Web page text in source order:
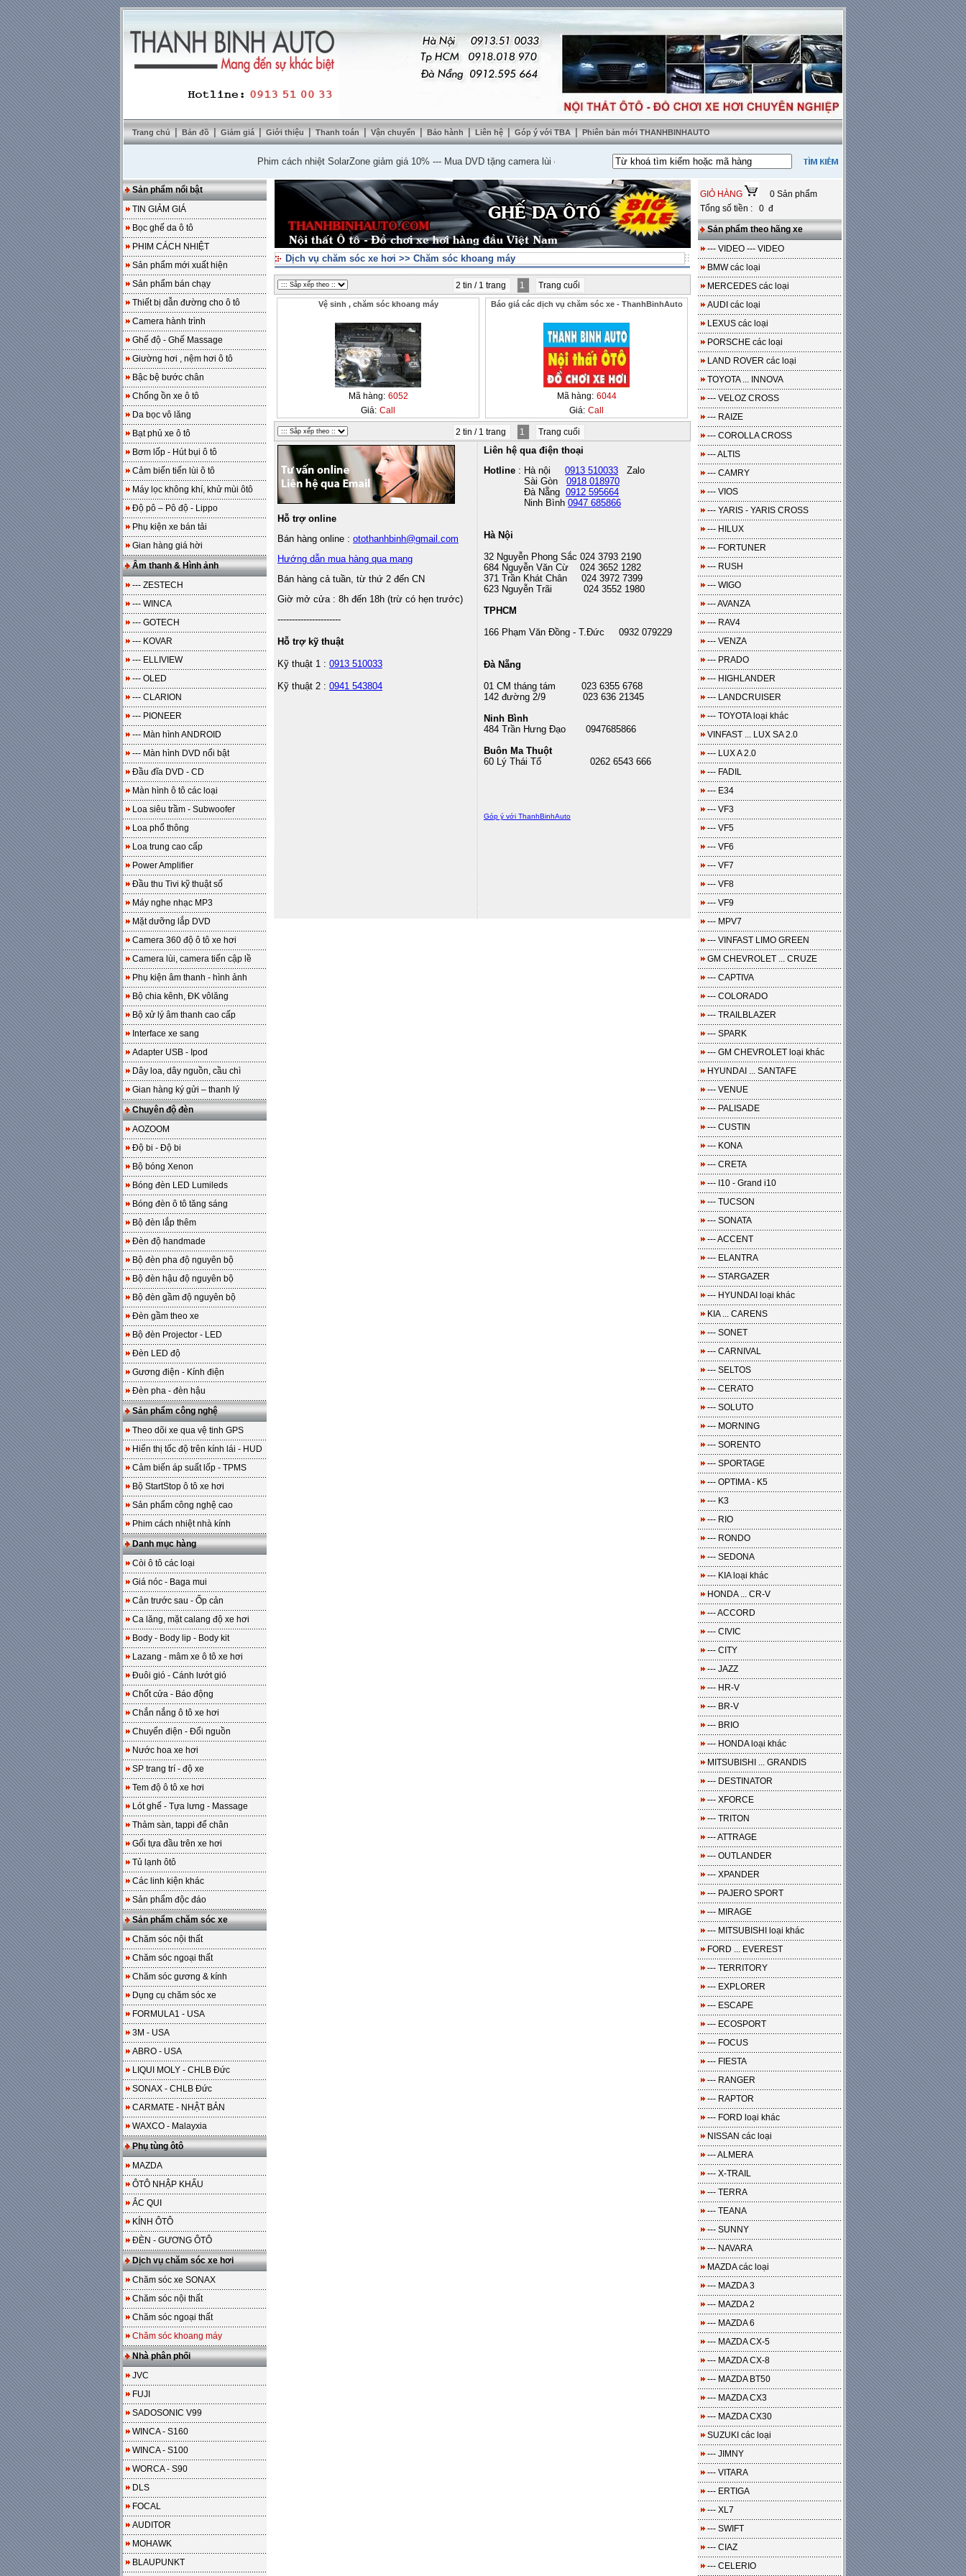
Trang chủ | Bản đồ | Giảm giá | Giới thiệu | Thanh toán | Vận chuyển | Bảo hành | Liên hệ | Góp ý với TBA | Phiên bản mới THANHBINHAUTO
Phim cách nhiệt SolarZone giảm giá 10%---Mua DVD tặng camera lùi cao cấp Lắp nệm ghế da thật tặng sàn da ---Miễn phí 100% công lắp đặt
Sản phẩm nổi bật
TIN GIẢM GIÁ
Bọc ghế da ô tô
PHIM CÁCH NHIỆT
Sản phẩm mới xuất hiện
Sản phẩm bán chạy
Thiết bị dẫn đường cho ô tô
Camera hành trình
Ghế độ - Ghế Massage
Giường hơi , nệm hơi ô tô
Bậc bệ bước chân
Chống ồn xe ô tô
Da bọc vô lăng
Bạt phủ xe ô tô
Bơm lốp - Hút bụi ô tô
Cảm biến tiến lùi ô tô
Máy lọc không khí, khử mùi ôtô
Độ pô – Pô độ - Lippo
Phụ kiện xe bán tải
Gian hàng giá hời
Âm thanh & Hình ảnh
--- ZESTECH
--- WINCA
--- GOTECH
--- KOVAR
--- ELLIVIEW
--- OLED
--- CLARION
--- PIONEER
--- Màn hình ANDROID
--- Màn hình DVD nổi bật
Đầu đĩa DVD - CD
Màn hình ô tô các loại
Loa siêu trầm - Subwoofer
Loa phổ thông
Loa trung cao cấp
Power Amplifier
Đầu thu Tivi kỹ thuật số
Máy nghe nhạc MP3
Mặt dưỡng lắp DVD
Camera 360 độ ô tô xe hơi
Camera lùi, camera tiến cập lề
Phụ kiện âm thanh - hình ảnh
Bộ chia kênh, ĐK vôlăng
Bộ xử lý âm thanh cao cấp
Interface xe sang
Adapter USB - Ipod
Dây loa, dây nguồn, cầu chì
Gian hàng ký gửi – thanh lý
Chuyên độ đèn
AOZOOM
Độ bi - Độ bi
Bộ bóng Xenon
Bóng đèn LED Lumileds
Bóng đèn ô tô tăng sáng
Bộ đèn lắp thêm
Đèn độ handmade
Bộ đèn pha độ nguyên bộ
Bộ đèn hậu độ nguyên bộ
Bộ đèn gầm độ nguyên bộ
Đèn gầm theo xe
Bộ đèn Projector - LED
Đèn LED độ
Gương điện - Kính điện
Đèn pha - đèn hậu
Sản phẩm công nghệ
Theo dõi xe qua vệ tinh GPS
Hiển thị tốc độ trên kính lái - HUD
Cảm biến áp suất lốp - TPMS
Bộ StartStop ô tô xe hơi
Sản phẩm công nghệ cao
Phim cách nhiệt nhà kính
Danh mục hàng
Còi ô tô các loại
Giá nóc - Baga mui
Cản trước sau - Ốp cản
Ca lăng, mặt calang độ xe hơi
Body - Body lip - Body kit
Lazang - mâm xe ô tô xe hơi
Đuôi gió - Cánh lướt gió
Chốt cửa - Báo động
Chắn nắng ô tô xe hơi
Chuyển điện - Đổi nguồn
Nước hoa xe hơi
SP trang trí - độ xe
Tem độ ô tô xe hơi
Lót ghế - Tựa lưng - Massage
Thảm sàn, tappi để chân
Gối tựa đầu trên xe hơi
Tủ lạnh ôtô
Các linh kiện khác
Sản phẩm độc đáo
Sản phẩm chăm sóc xe
Chăm sóc nội thất
Chăm sóc ngoại thất
Chăm sóc gương & kính
Dụng cụ chăm sóc xe
FORMULA1 - USA
3M - USA
ABRO - USA
LIQUI MOLY - CHLB Đức
SONAX - CHLB Đức
CARMATE - NHẬT BẢN
WAXCO - Malayxia
Phụ tùng ôtô
MAZDA
ÔTÔ NHẬP KHẨU
ẮC QUI
KÍNH ÔTÔ
ĐÈN - GƯƠNG ÔTÔ
Dịch vụ chăm sóc xe hơi
Chăm sóc xe SONAX
Chăm sóc nội thất
Chăm sóc ngoại thất
Chăm sóc khoang máy
Nhà phân phối
JVC
FUJI
SADOSONIC V99
WINCA - S160
WINCA - S100
WORCA - S90
DLS
FOCAL
AUDITOR
MOHAWK
BLAUPUNKT
Dịch vụ chăm sóc xe hơi >> Chăm sóc khoang máy
2 tin / 1 trang 1 Trang cuối
Vệ sinh , chăm sóc khoang máy
Mã hàng: 6052
Giá: Call
Báo giá các dịch vụ chăm sóc xe - ThanhBinhAuto
Mã hàng: 6044
Giá: Call
2 tin / 1 trang 1 Trang cuối
Hỗ trợ online
Bán hàng online : otothanhbinh@gmail.com
Hướng dẫn mua hàng qua mạng
Bán hàng cả tuần, từ thứ 2 đến CN
Giờ mở cửa : 8h đến 18h (trừ có hẹn trước)
----------------------
Hỗ trợ kỹ thuật
Kỹ thuật 1 : 0913 510033
Kỹ thuật 2 : 0941 543804
Liên hệ qua điện thoại
Hotline : Hà nội 0913 510033 Zalo
Sài Gòn 0918 018970
Đà Nẵng 0912 595664
Ninh Bình 0947 685866
Hà Nội
32 Nguyễn Phong Sắc 024 3793 2190
684 Nguyễn Văn Cừ 024 3652 1282
371 Trần Khát Chân 024 3972 7399
623 Nguyễn Trãi 024 3552 1980
TPHCM
166 Phạm Văn Đồng - T.Đức 0932 079229
Đà Nẵng
01 CM tháng tám 023 6355 6768
142 đường 2/9 023 636 21345
Ninh Bình
484 Trần Hưng Đạo 0947685866
Buôn Ma Thuột
60 Lý Thái Tổ 0262 6543 666
Góp ý với ThanhBinhAuto
GIỎ HÀNG
0 Sản phẩm
Tổng số tiền : 0 đ
Sản phẩm theo hãng xe
--- VIDEO --- VIDEO
BMW các loại
MERCEDES các loại
AUDI các loại
LEXUS các loại
PORSCHE các loại
LAND ROVER các loại
TOYOTA ... INNOVA
--- VELOZ CROSS
--- RAIZE
--- COROLLA CROSS
--- ALTIS
--- CAMRY
--- VIOS
--- YARIS - YARIS CROSS
--- HILUX
--- FORTUNER
--- RUSH
--- WIGO
--- AVANZA
--- RAV4
--- VENZA
--- PRADO
--- HIGHLANDER
--- LANDCRUISER
--- TOYOTA loại khác
VINFAST ... LUX SA 2.0
--- LUX A 2.0
--- FADIL
--- E34
--- VF3
--- VF5
--- VF6
--- VF7
--- VF8
--- VF9
--- MPV7
--- VINFAST LIMO GREEN
GM CHEVROLET ... CRUZE
--- CAPTIVA
--- COLORADO
--- TRAILBLAZER
--- SPARK
--- GM CHEVROLET loại khác
HYUNDAI ... SANTAFE
--- VENUE
--- PALISADE
--- CUSTIN
--- KONA
--- CRETA
--- I10 - Grand i10
--- TUCSON
--- SONATA
--- ACCENT
--- ELANTRA
--- STARGAZER
--- HYUNDAI loại khác
KIA ... CARENS
--- SONET
--- CARNIVAL
--- SELTOS
--- CERATO
--- SOLUTO
--- MORNING
--- SORENTO
--- SPORTAGE
--- OPTIMA - K5
--- K3
--- RIO
--- RONDO
--- SEDONA
--- KIA loại khác
HONDA ... CR-V
--- ACCORD
--- CIVIC
--- CITY
--- JAZZ
--- HR-V
--- BR-V
--- BRIO
--- HONDA loại khác
MITSUBISHI ... GRANDIS
--- DESTINATOR
--- XFORCE
--- TRITON
--- ATTRAGE
--- OUTLANDER
--- XPANDER
--- PAJERO SPORT
--- MIRAGE
--- MITSUBISHI loại khác
FORD ... EVEREST
--- TERRITORY
--- EXPLORER
--- ESCAPE
--- ECOSPORT
--- FOCUS
--- FIESTA
--- RANGER
--- RAPTOR
--- FORD loại khác
NISSAN các loại
--- ALMERA
--- X-TRAIL
--- TERRA
--- TEANA
--- SUNNY
--- NAVARA
MAZDA các loại
--- MAZDA 3
--- MAZDA 2
--- MAZDA 6
--- MAZDA CX-5
--- MAZDA CX-8
--- MAZDA BT50
--- MAZDA CX3
--- MAZDA CX30
SUZUKI các loại
--- JIMNY
--- VITARA
--- ERTIGA
--- XL7
--- SWIFT
--- CIAZ
--- CELERIO